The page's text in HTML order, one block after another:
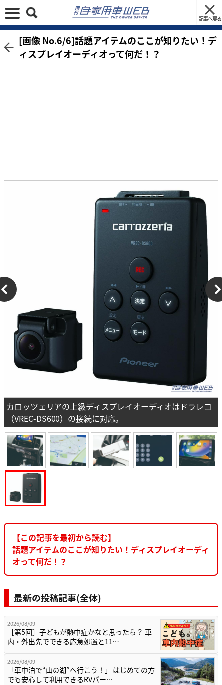
記事へ戻る
[画像 No.6/6]話題アイテムのここが知りたい！デ
ィスプレイオーディオって何だ！？
カロッツェリアの上級ディスプレイオーディオはドラレコ
（VREC-DS600）の接続に対応。
【この記事を最初から読む】
話題アイテムのここが知りたい！ディスプレイオーディ
オって何だ！？
最新の投稿記事(全体)
2026/08/09
［第5回］子どもが熱中症かなと思ったら？ 車
内・外出先でできる応急処置と11…
2026/08/09
「車中泊で“山の湖”へ行こう！」 はじめての方
でも安心して利用できるRVパー…